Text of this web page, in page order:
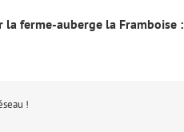
la ferme-auberge la Framboise :
!